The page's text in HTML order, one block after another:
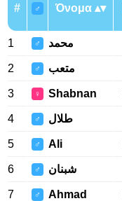
# ♂ Όνομα
1 ♂ محمد
2 ♂ متعب
3 ♀ Shabnan
4 ♂ طلال
5 ♂ Ali
6 ♂ شبنان
7 ♂ Ahmad